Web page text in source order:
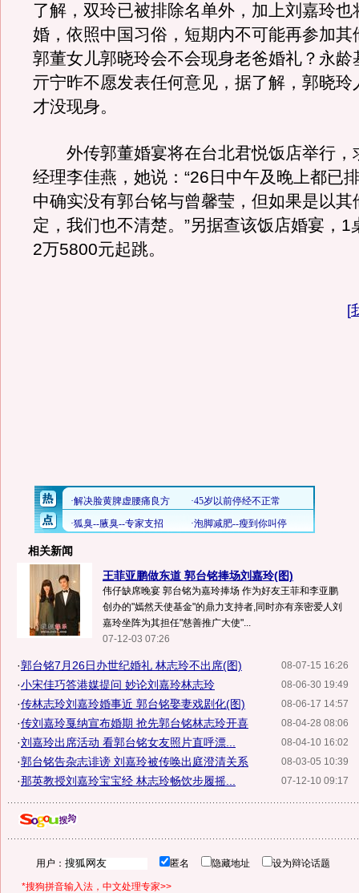
了解，双玲已被排除名单外，加上刘嘉玲也
婚，依照中国习俗，短期内不可能再参加其
郭董女儿郭晓玲会不会现身老爸婚礼？永龄
亓宁昨不愿发表任何意见，据了解，郭晓玲
才没现身。
外传郭董婚宴将在台北君悦饭店举行，
经理李佳燕，她说：“26日中午及晚上都已
中确实没有郭台铭与曾馨莹，但如果是以其
定，我们也不清楚。”另据查该饭店婚宴，1
2万5800元起跳。
[
相关新闻
王菲亚鹏做东道 郭台铭捧场刘嘉玲(图)
伟仔缺席晚宴 郭台铭为嘉玲捧场 作为好友王菲和李亚鹏
创办的"嫣然天使基金"的鼎力支持者,同时亦有亲密爱人刘
嘉玲坐阵为其担任"慈善推广大使"...
07-12-03 07:26
08-07-15 16:26
·郭台铭7月26日办世纪婚礼 林志玲不出席(图)
08-06-30 19:49
·小宋佳巧答港媒提问 妙论刘嘉玲林志玲
08-06-17 14:57
·传林志玲刘嘉玲婚事近 郭台铭娶妻戏剧化(图)
08-04-28 08:06
·传刘嘉玲戛纳宣布婚期 抢先郭台铭林志玲开喜
08-04-10 16:02
·刘嘉玲出席活动 看郭台铭女友照片直呼漂...
08-03-05 10:39
·郭台铭告杂志诽谤 刘嘉玲被传唤出庭澄清关系
07-12-10 09:17
·那英教授刘嘉玲宝宝经 林志玲畅饮步履摇...
用户： 匿名 隐藏地址 设为辩论话题
*搜狗拼音输入法，中文处理专家>>